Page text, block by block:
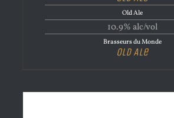
Old Ale
10.9% alc/vol
Brasseurs du Monde
Old Ale